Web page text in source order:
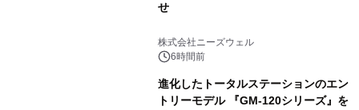
せ
株式会社ニーズウェル
6時間前
進化したトータルステーションのエン
トリーモデル 『GM-120シリーズ』を